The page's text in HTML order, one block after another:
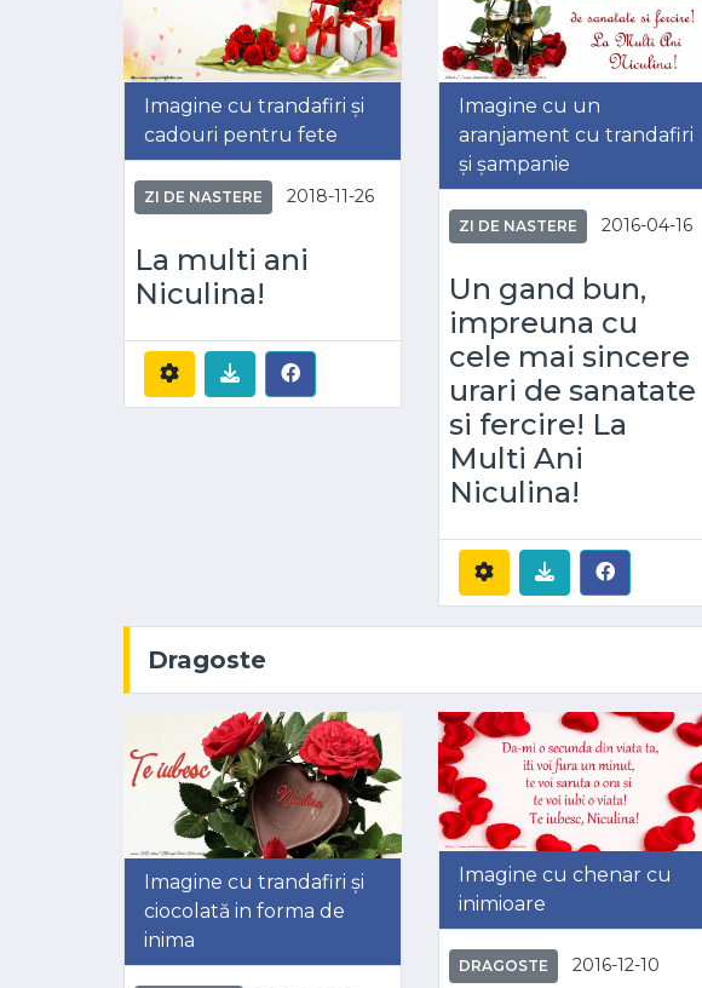
Imagine cu trandafiri și
cadouri pentru fete
ZI DE NASTERE 2018-11-26
La multi ani
Niculina!
Imagine cu un
aranjament cu trandafiri
și șampanie
ZI DE NASTERE 2016-04-16
Un gand bun,
impreuna cu
cele mai sincere
urari de sanatate
si fercire! La
Multi Ani
Niculina!
Dragoste
Imagine cu trandafiri și
ciocolată in forma de
inima
Imagine cu chenar cu
inimioare
DRAGOSTE 2016-12-10